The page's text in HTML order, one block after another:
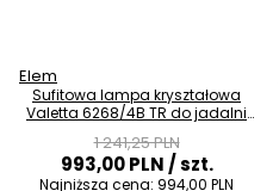
Elem
Sufitowa lampa kryształowa
Valetta 6268/4B TR do jadalni
1 241,25 PLN
993,00 PLN/ szt.
Najniższa cena: 994,00 PLN